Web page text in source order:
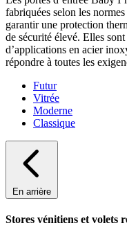
fabriquées selon les
garantir une protection
de sécurité élevé. Elles
d’applications en acier
répondre à toutes les
Futur
Vitrée
Moderne
Classique
En arrière
Stores vénitiens et volets